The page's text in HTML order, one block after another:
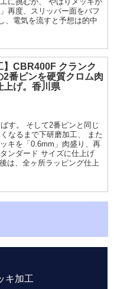
再度、スリッパー面をバフ
、電気を流すと予想は的中
】CBR400F クランク
2番ピンを硬質クロム肉
上げ。香川県
す。 そして2番ピンと同じ
なるまで下研磨加工、 また
キを「0.6mm」肉盛り、再
ンダード サイズに仕上げ
は、全ヶ所ラッピング仕上
キ加工